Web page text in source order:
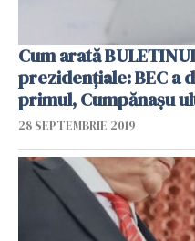
Cum arată
prezidențiale: BEC a
primul, Cumpănașu
28 SEPTEMBRIE 2019